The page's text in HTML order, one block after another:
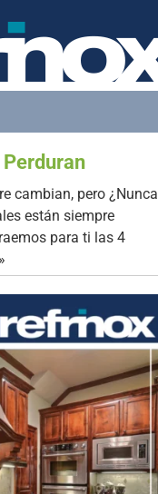
cambian, pero ¿Nunca
están siempre
para ti las 4